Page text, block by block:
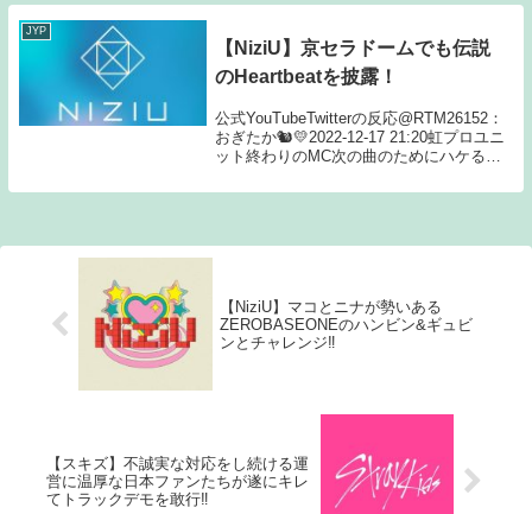
JYP
【NiziU】京セラドームでも伝説
のHeartbeatを披露！
公式YouTubeTwitterの反応@RTM26152：
おぎたか🐿💛2022-12-17 21:20虹プロユニ
ット終わりのMC次の曲のためにハケる時
歩く後ろをマコリクがSPとなって守って
【NiziU】マコとニナが勢いある
ZEROBASEONEのハンビン&ギュビ
ンとチャレンジ‼
【スキズ】不誠実な対応をし続ける運
営に温厚な日本ファンたちが遂にキレ
てトラックデモを敢行‼